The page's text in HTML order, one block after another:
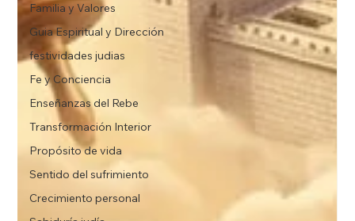
Familia y Valores
Guia Espiritual y Dirección
festividades judias
Fe y Conciencia
Enseñanzas del Rebe
Transformación Interior
Propósito de vida
Sentido del sufrimiento
Crecimiento personal